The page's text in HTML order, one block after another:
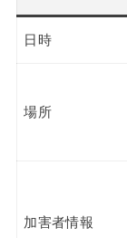
日時
場所
加害者情報